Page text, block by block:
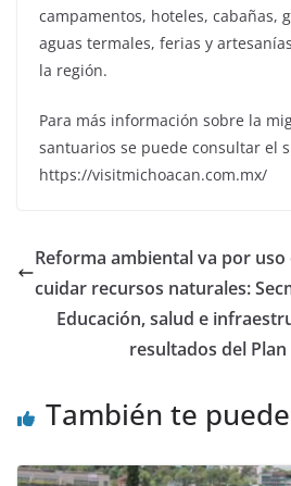
campamentos, hoteles, cabañas,
aguas termales, ferias y
la región.
Para más información sobre la
santuarios se puede consultar el
https://visitmichoacan.com.mx/
Reforma ambiental va por
cuidar recursos naturales:
Educación, salud e
resultados del
También te